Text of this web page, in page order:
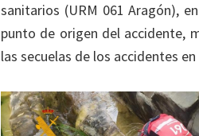
sanitarios (URM 061 Aragón),
punto de origen del accidente,
las secuelas de los accidentes